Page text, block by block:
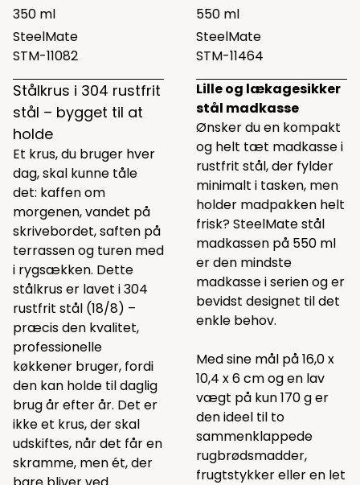
350 ml
SteelMate
STM-11082
Stålkrus i 304 rustfrit
stål – bygget til at
holde
Et krus, du bruger hver
dag, skal kunne tåle
det: kaffen om
morgenen, vandet på
skrivebordet, saften på
terrassen og turen med
i rygsækken. Dette
stålkrus er lavet i 304
rustfrit stål (18/8) –
præcis den kvalitet,
professionelle
køkkener bruger, fordi
den kan holde til daglig
brug år efter år. Det er
ikke et krus, der skal
udskiftes, når det får en
skramme, men ét, der
550 ml
SteelMate
STM-11464
Lille og lækagesikker
stål madkasse
Ønsker du en kompakt
og helt tæt madkasse i
rustfrit stål, der fylder
minimalt i tasken, men
holder madpakken helt
frisk? SteelMate stål
madkassen på 550 ml
er den mindste
madkasse i serien og er
bevidst designet til det
enkle behov.
Med sine mål på 16,0 x
10,4 x 6 cm og en lav
vægt på kun 170 g er
den ideel til to
sammenklappede
rugbrødsmadder,
frugtstykker eller en let